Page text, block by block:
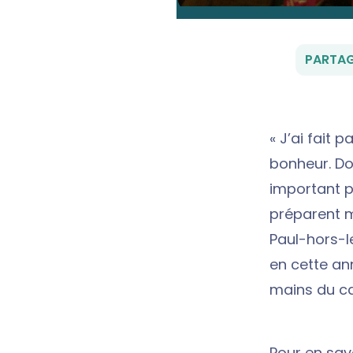
« J’ai fait
bonheur.
important
préparent
Paul-hors-
en cette
mains du